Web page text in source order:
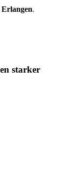
Erlangen.